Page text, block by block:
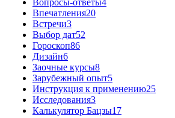
Впечатления20
Встречи3
Выбор дат52
Гороскоп86
Дизайн6
Заочные курсы8
Зарубежный опыт5
Инструкция к применению25
Исследования3
Калькулятор Бацзы17